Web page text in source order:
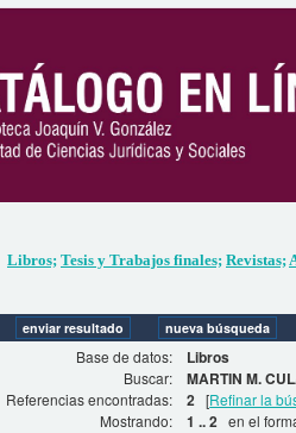
Libros; Tesis y Trabajos finales; Revistas;
Base de datos: Libros
Buscar: MARTIN M.
Referencias encontradas: 2 [Refinar la
Mostrando:
1 .. 2 en el